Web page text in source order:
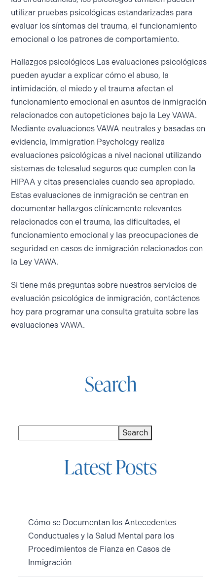
utilizar pruebas psicológicas estandarizadas para
evaluar los síntomas del trauma, el funcionamiento
emocional o los patrones de comportamiento.
Hallazgos psicológicos Las evaluaciones psicológicas
pueden ayudar a explicar cómo el abuso, la
intimidación, el miedo y el trauma afectan el
funcionamiento emocional en asuntos de inmigración
relacionados con autopeticiones bajo la Ley VAWA.
Mediante evaluaciones VAWA neutrales y basadas en
evidencia, Immigration Psychology realiza
evaluaciones psicológicas a nivel nacional utilizando
sistemas de telesalud seguros que cumplen con la
HIPAA y citas presenciales cuando sea apropiado.
Estas evaluaciones de inmigración se centran en
documentar hallazgos clínicamente relevantes
relacionados con el trauma, las dificultades, el
funcionamiento emocional y las preocupaciones de
seguridad en casos de inmigración relacionados con
la Ley VAWA.
Si tiene más preguntas sobre nuestros servicios de
evaluación psicológica de inmigración, contáctenos
hoy para programar una consulta gratuita sobre las
evaluaciones VAWA.
Search
Search
Latest Posts
Cómo se Documentan los Antecedentes
Conductuales y la Salud Mental para los
Procedimientos de Fianza en Casos de
Inmigración